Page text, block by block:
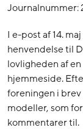
I e-post af 14.
henvendelse til
lovligheden af
hjemmeside.
foreningen i
modeller, som
kommentarer til.